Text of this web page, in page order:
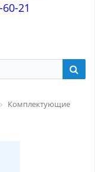
60-21
Комплектующие